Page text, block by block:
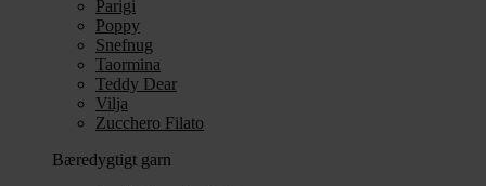
Parigi
Poppy
Snefnug
Taormina
Teddy Dear
Vilja
Zucchero Filato
Bæredygtigt garn